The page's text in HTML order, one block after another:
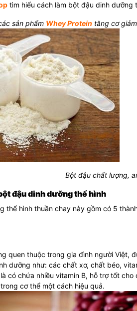
tìm hiểu cách làm bột đậu dinh dưỡng
sản phẩm Whey Protein tăng cơ
Bột đậu chất lượng,
đậu dinh dưỡng thể hình
thể hình thuần chay này gồm có 5
quen thuộc trong gia đình người Việt,
dưỡng như: các chất xơ, chất béo,
có chứa nhiều vitamin B, hỗ trợ tốt
cơ thể một cách hiệu quả.